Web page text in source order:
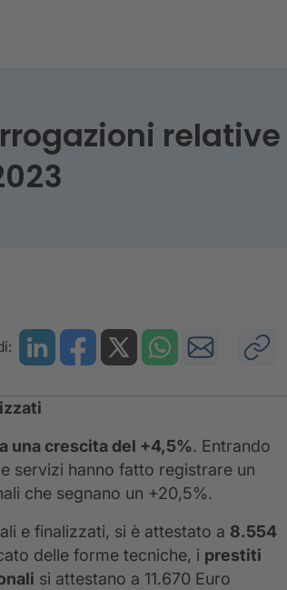
una crescita del +4,5%. Entrando
servizi hanno fatto registrare un
che segnano un +20,5%.
e finalizzati, si è attestato a 8.554
delle forme tecniche, i prestiti
si attestano a 11.670 Euro